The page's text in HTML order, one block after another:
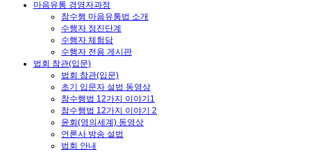
마음유통 경영자과정
참수행 마음유통법 소개
수행자 정진단계
수행자 체험담
수행자 전용 게시판
법회 참관(입문)
법회 참관(입문)
초기 입문자 설법 동영상
참수행법 12가지 이야기1
참수행법 12가지 이야기 2
윤회(영의세계) 동영상
언론사 방송 설법
법회 안내